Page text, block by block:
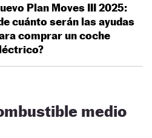
Plan Moves III 2025:
cuánto serán las ayudas
comprar un coche
medio